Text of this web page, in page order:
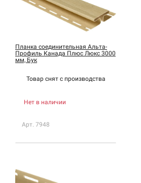
Планка соединительная Альта-
Профиль Канада Плюс Люкс 3000
мм, Бук
Товар снят с производства
Нет в наличии
Арт. 7948